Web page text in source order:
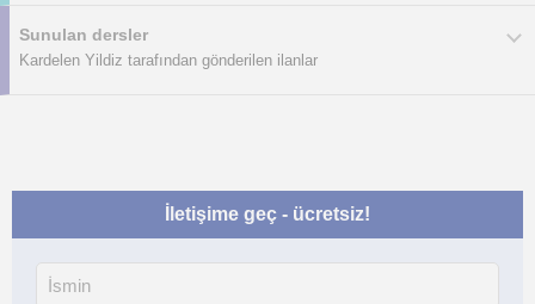
Sunulan dersler
Kardelen Yildiz tarafından gönderilen ilanlar
İletişime geç - ücretsiz!